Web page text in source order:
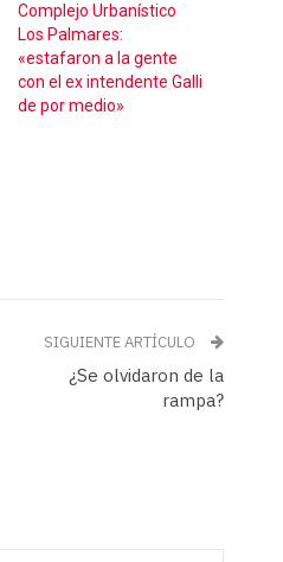
Complejo Urbanístico
Los Palmares:
«estafaron a la gente
con el ex intendente Galli
de por medio»
SIGUIENTE ARTÍCULO
¿Se olvidaron de la
rampa?